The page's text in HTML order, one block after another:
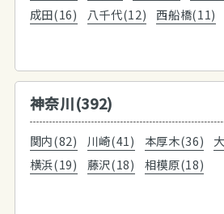
成田(16)
八千代(12)
西船橋(11)
神奈川(392)
関内(82) 川崎(41) 本厚木(36)
横浜(19)
藤沢(18)
相模原(18)